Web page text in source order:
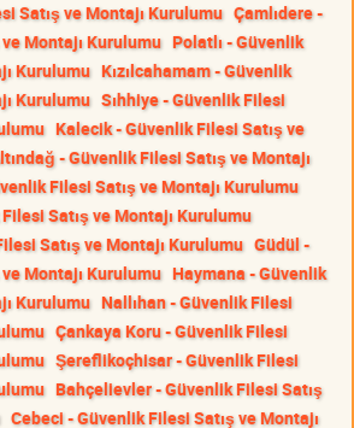
Satış ve Montajı Kurulumu Çamlıdere -
Montajı Kurulumu Polatlı - Güvenlik
Kurulumu Kızılcahamam - Güvenlik
Kurulumu Sıhhiye - Güvenlik Filesi
Kalecik - Güvenlik Filesi Satış ve
- Güvenlik Filesi Satış ve Montajı
Filesi Satış ve Montajı Kurulumu
Satış ve Montajı Kurulumu
Satış ve Montajı Kurulumu Güdül -
Montajı Kurulumu Haymana - Güvenlik
Kurulumu Nallıhan - Güvenlik Filesi
Çankaya Koru - Güvenlik Filesi
Şereflikoçhisar - Güvenlik Filesi
Bahçelievler - Güvenlik Filesi Satış
Cebeci - Güvenlik Filesi Satış ve Montajı